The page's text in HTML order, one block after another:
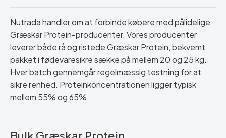
Nutrada handler om at forbinde købere med pålidelige
Græskar Protein-producenter. Vores producenter
leverer både rå og ristede Græskar Protein, bekvemt
pakket i fødevaresikre sække på mellem 20 og 25 kg.
Hver batch gennemgår regelmæssig testning for at
sikre renhed. Proteinkoncentrationen ligger typisk
mellem 55% og 65%.